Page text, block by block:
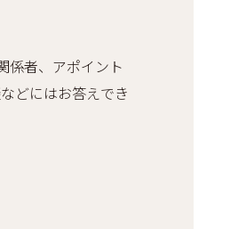
者、アポイント
どにはお答えでき